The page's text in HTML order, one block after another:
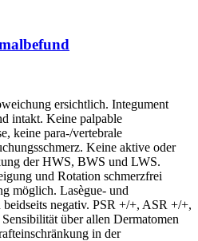
ersichtlich. Integument
intakt. Keine palpable
keine para-/vertebrale
Keine aktive oder
der HWS, BWS und LWS.
und Rotation schmerzfrei
möglich. Lasègue- und
negativ. PSR +/+, ASR +/+,
über allen Dermatomen
in der